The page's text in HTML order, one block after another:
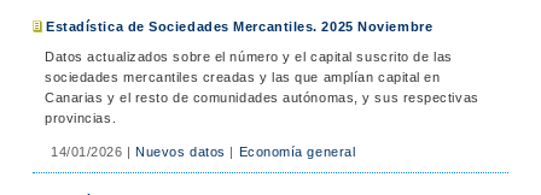
Estadística de Sociedades Mercantiles. 2025 Noviembre
Datos actualizados sobre el número y el capital suscrito de las
sociedades mercantiles creadas y las que amplían capital en
Canarias y el resto de comunidades autónomas, y sus respectivas
provincias.
14/01/2026 |Nuevos datos | Economía general